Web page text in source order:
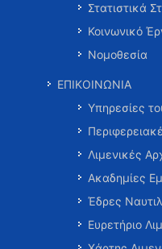
Στατιστικά
Κοινωνικό
Νομοθεσία
ΕΠΙΚΟΙΝΩΝΙΑ
Υπηρεσίες
Λιμενικές
Ακαδημίες
Έδρες
Ευρετήριο